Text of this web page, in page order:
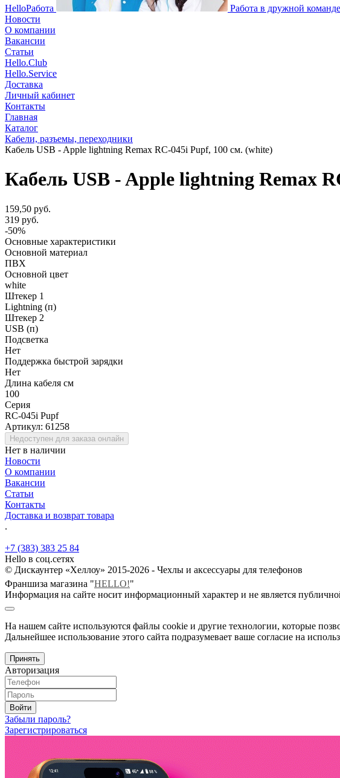
HelloРабота
Работа в дружной команде
Новости
О компании
Вакансии
Статьи
Hello.Club
Hello.Service
Доставка
Личный кабинет
Контакты
Главная
Каталог
Кабели, разъемы, переходники
Кабель USB - Apple lightning Remax RC-045i Pupf, 100 см. (white)
Кабель USB - Apple lightning Remax
159,50 руб.
319 руб.
-50%
Основные характеристики
Основной материал
ПВХ
Основной цвет
white
Штекер 1
Lightning (п)
Штекер 2
USB (п)
Подсветка
Нет
Поддержка быстрой зарядки
Нет
Длина кабеля см
100
Серия
RC-045i Pupf
Артикул: 61258
Недоступен для заказа онлайн
Нет в наличии
Новости
О компании
Вакансии
Статьи
Контакты
Доставка и возврат товара
.
+7 (383) 383 25 84
Hello в соц.сетях
© Дискаунтер «Хеллоу» 2015-2026 - Чехлы и аксессуары для телефонов
Франшиза магазина "HELLO!"
Информация на сайте носит информационный характер и не является
На нашем сайте используются файлы cookie и другие технологии, которые
Дальнейшее использование этого сайта подразумевает ваше согласие на
Принять
Авторизация
Войти
Забыли пароль?
Зарегистрироваться